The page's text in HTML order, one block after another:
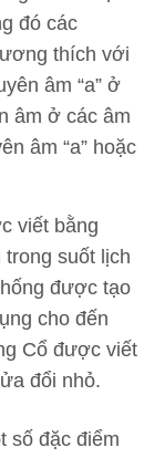
đó các
thích với
âm “a” ở
âm ở các âm
âm “a” hoặc
viết bằng
suốt lịch
được tạo
cho đến
Cổ được viết
đổi nhỏ.
số đặc điểm